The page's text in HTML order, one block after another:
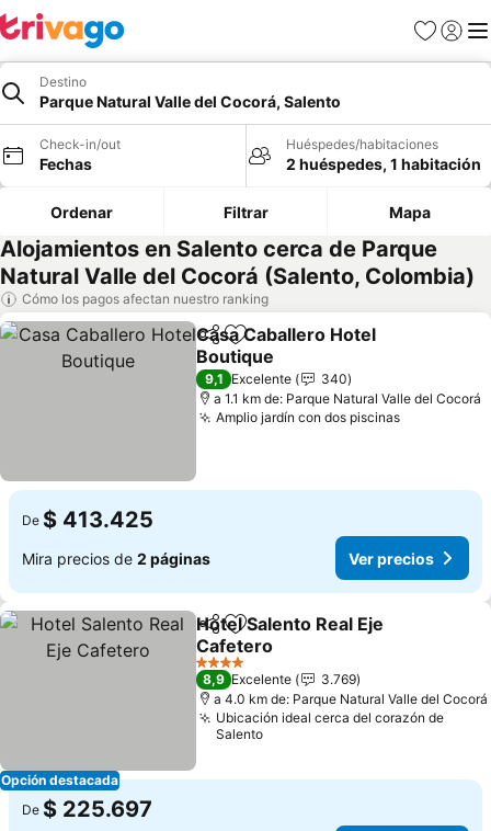
Favoritos
Iniciar
Destino
Parque Natural Valle del Cocorá, Salento
Check-in/out
Fechas
Huéspedes/habitaciones
2 huéspedes, 1 habitación
Ordenar Filtrar Mapa
Alojamientos en Salento cerca de Parque
Natural Valle del Cocorá (Salento, Colombia)
Cómo los pagos afectan nuestro ranking
CompartirAgregar a favoritos
Casa Caballero Hotel
Boutique
9,1 Excelente
340
a 1.1 km de: Parque Natural Valle del Cocorá
Amplio jardín con dos piscinas
De $ 413.425
Mira precios de 2 páginas Ver precios
Opción destacada
CompartirAgregar a favoritos
Hotel Salento Real Eje
Cafetero
4 Estrellas
8,9 Excelente
3.769
a 4.0 km de: Parque Natural Valle del Cocorá
Ubicación ideal cerca del corazón de
Salento
De $ 225.697